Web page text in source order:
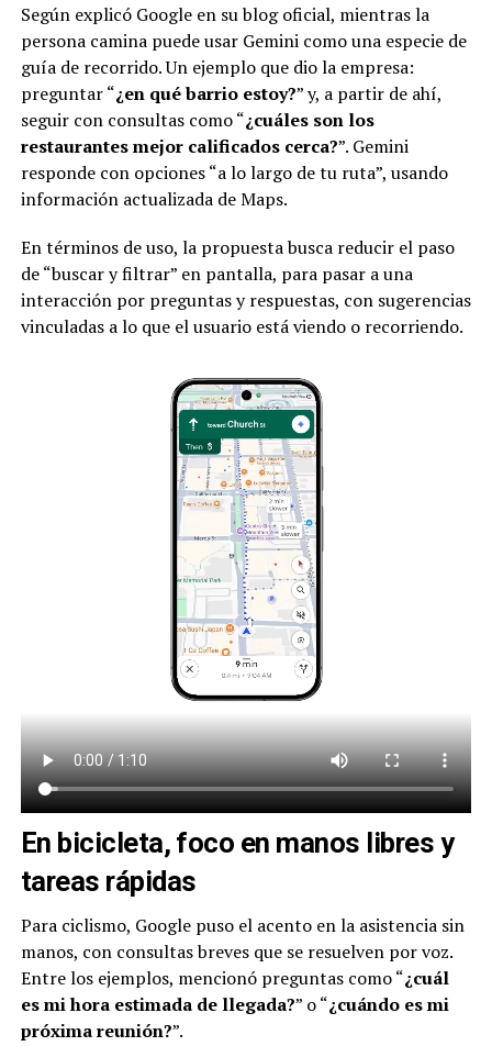
Según explicó Google en su blog oficial, mientras la
persona camina puede usar Gemini como una especie de
guía de recorrido. Un ejemplo que dio la empresa:
preguntar “¿en qué barrio estoy?” y, a partir de ahí,
seguir con consultas como “¿cuáles son los
restaurantes mejor calificados cerca?”. Gemini
responde con opciones “a lo largo de tu ruta”, usando
información actualizada de Maps.
En términos de uso, la propuesta busca reducir el paso
de “buscar y filtrar” en pantalla, para pasar a una
interacción por preguntas y respuestas, con sugerencias
vinculadas a lo que el usuario está viendo o recorriendo.
En bicicleta, foco en manos libres y
tareas rápidas
Para ciclismo, Google puso el acento en la asistencia sin
manos, con consultas breves que se resuelven por voz.
Entre los ejemplos, mencionó preguntas como “¿cuál
es mi hora estimada de llegada?” o “¿cuándo es mi
próxima reunión?”.